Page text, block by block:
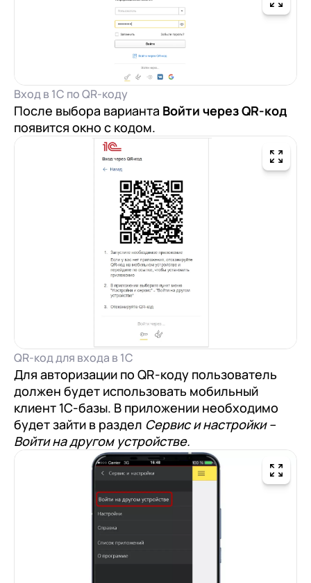
Вход в 1С по QR-коду
После выбора варианта Войти через QR-код
появится окно с кодом.
QR-код для входа в 1С
Для авторизации по QR-коду пользователь
должен будет использовать мобильный
клиент 1С-базы. В приложении необходимо
будет зайти в раздел Сервис и настройки –
Войти на другом устройстве.
Управление взаимоотношениями с
клиентами (CRM)
Сервисы 1С
1С-ЭДО
1С:Контрагент
1С-Отчетность